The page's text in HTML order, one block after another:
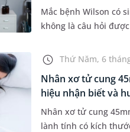
Mắc bệnh Wilson có
không là câu hỏi
tâm. Trên thực tế,
Wilson vẫn có thể
Thứ Năm, 6
Nhân xơ tử cung
hiệu nhận biết và
tr...
Nhân xơ tử cung
lành tính có kích